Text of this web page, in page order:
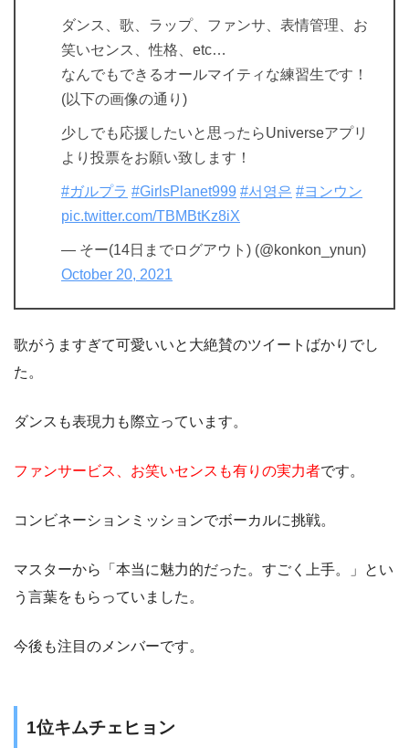
ダンス、歌、ラップ、ファンサ、表情管理、お
笑いセンス、性格、etc…
なんでもできるオールマイティな練習生です！
(以下の画像の通り)
少しでも応援したいと思ったらUniverseアプリ
より投票をお願い致します！
#ガルプラ #GirlsPlanet999 #서영은 #ヨンウン
pic.twitter.com/TBMBtKz8iX
— そー(14日までログアウト) (@konkon_ynun)
October 20, 2021
歌がうますぎて可愛いいと大絶賛のツイートばかりでし
た。
ダンスも表現力も際立っています。
ファンサービス、お笑いセンスも有りの実力者です。
コンビネーションミッションでボーカルに挑戦。
マスターから「本当に魅力的だった。すごく上手。」とい
う言葉をもらっていました。
今後も注目のメンバーです。
1位キムチェヒョン